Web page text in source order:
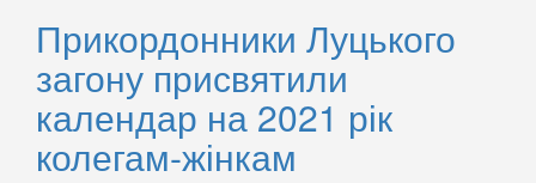
Прикордонники Луцького
загону присвятили
календар на 2021 рік
колегам-жінкам